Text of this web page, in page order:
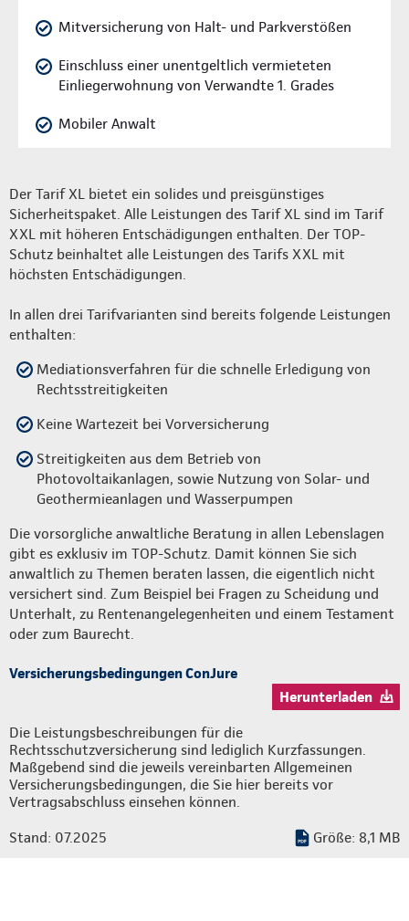
Mitversicherung von Halt- und Parkverstößen
Einschluss einer unentgeltlich vermieteten
Einliegerwohnung von Verwandte 1. Grades
Mobiler Anwalt
Der Tarif XL bietet ein solides und preisgünstiges
Sicherheitspaket. Alle Leistungen des Tarif XL sind im Tarif
XXL mit höheren Entschädigungen enthalten. Der TOP-
Schutz beinhaltet alle Leistungen des Tarifs XXL mit
höchsten Entschädigungen.
In allen drei Tarifvarianten sind bereits folgende Leistungen
enthalten:
Mediationsverfahren für die schnelle Erledigung von
Rechtsstreitigkeiten
Keine Wartezeit bei Vorversicherung
Streitigkeiten aus dem Betrieb von
Photovoltaikanlagen, sowie Nutzung von Solar- und
Geothermieanlagen und Wasserpumpen
Die vorsorgliche anwaltliche Beratung in allen Lebenslagen
gibt es exklusiv im TOP-Schutz. Damit können Sie sich
anwaltlich zu Themen beraten lassen, die eigentlich nicht
versichert sind. Zum Beispiel bei Fragen zu Scheidung und
Unterhalt, zu Rentenangelegenheiten und einem Testament
oder zum Baurecht.
Versicherungsbedingungen ConJure
Herunterladen
Die Leistungsbeschreibungen für die
Rechtsschutzversicherung sind lediglich Kurzfassungen.
Maßgebend sind die jeweils vereinbarten Allgemeinen
Versicherungsbedingungen, die Sie hier bereits vor
Vertragsabschluss einsehen können.
Stand: 07.2025 Größe: 8,1 MB